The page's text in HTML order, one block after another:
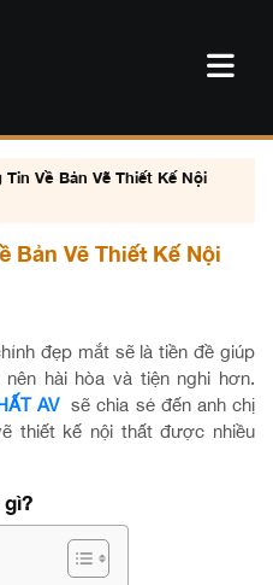
Về Bản Vẽ Thiết Kế Nội
Bản Vẽ Thiết Kế Nội
đẹp mắt sẽ là tiền đề giúp
hài hòa và tiện nghi hơn.
AVsẽ chia sẻ đến anh chị
thiết kế nội thất được nhiều